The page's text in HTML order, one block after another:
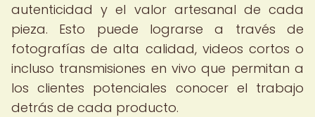
autenticidad y el valor artesanal de cada
pieza. Esto puede lograrse a través de
fotografías de alta calidad, videos cortos o
incluso transmisiones en vivo que permitan a
los clientes potenciales conocer el trabajo
detrás de cada producto.